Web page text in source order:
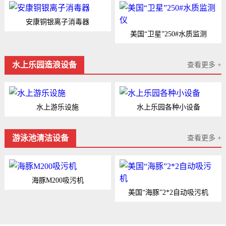
安康铜银离子消毒器
美国“卫星”250#水质监测
查看更多 +
水上乐园造浪设备
水上游乐设施 水上乐园各种小设备
查看更多 +
游泳池清洁设备
海豚M200吸污机
美国“海豚”2*2自动吸污机